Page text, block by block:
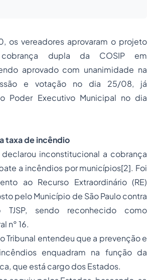
os vereadores aprovaram o projeto
dupla da COSIP em
aprovado com unanimidade na
e votação no dia 25/08, já
Poder Executivo Municipal no dia
taxa de incêndio
declarou inconstitucional a cobrança
a incêndios por municípios[2]. Foi
ao Recurso Extraordinário (RE)
pelo Município de São Paulo contra
sendo reconhecido como
n° 16.
Tribunal entendeu que a prevenção e
enquadram na função da
que está cargo dos Estados.